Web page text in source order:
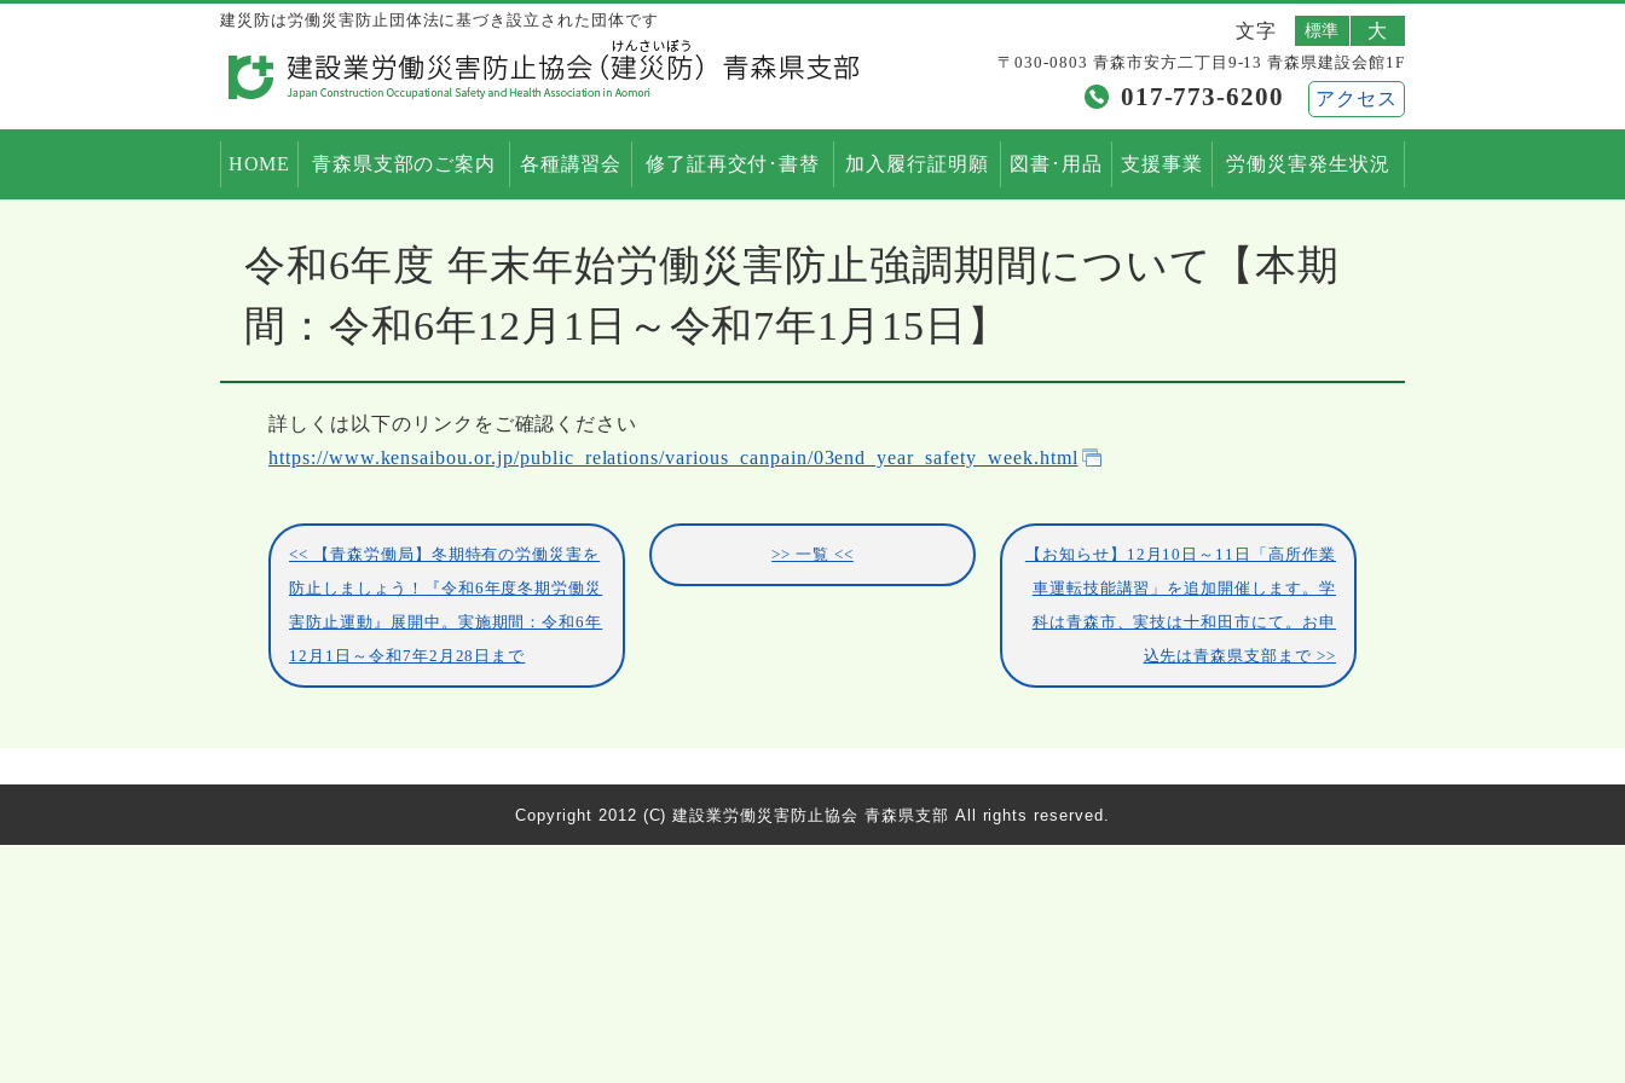
建災防は労働災害防止団体法に基づき設立された団体です 文字 標準 大
〒030-0803 青森市安方二丁目9-13 青森県建設会館1F
017-773-6200 アクセス
HOME 青森県支部のご案内 各種講習会 修了証再交付･書替 加入履行証明願 図書･用品 支援事業 労働災害発生状況
令和6年度 年末年始労働災害防止強調期間について【本期
間：令和6年12月1日～令和7年1月15日】
詳しくは以下のリンクをご確認ください
https://www.kensaibou.or.jp/public_relations/various_canpain/03end_year_safety_week.html
【青森労働局】冬期特有の労働災害を
防止しましょう！『令和6年度冬期労働災
害防止運動』展開中。実施期間：令和6年
12月1日～令和7年2月28日まで
一覧
【お知らせ】12月10日～11日「高所作業
車運転技能講習」を追加開催します。学
科は青森市、実技は十和田市にて。お申
込先は青森県支部まで
Copyright 2012 (C) 建設業労働災害防止協会 青森県支部 All rights reserved.